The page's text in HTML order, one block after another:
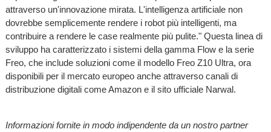
attraverso un'innovazione mirata. L'intelligenza artificiale non
dovrebbe semplicemente rendere i robot più intelligenti, ma
contribuire a rendere le case realmente più pulite." Questa linea di
sviluppo ha caratterizzato i sistemi della gamma Flow e la serie
Freo, che include soluzioni come il modello Freo Z10 Ultra, ora
disponibili per il mercato europeo anche attraverso canali di
distribuzione digitali come Amazon e il sito ufficiale Narwal.
Informazioni fornite in modo indipendente da un nostro partner